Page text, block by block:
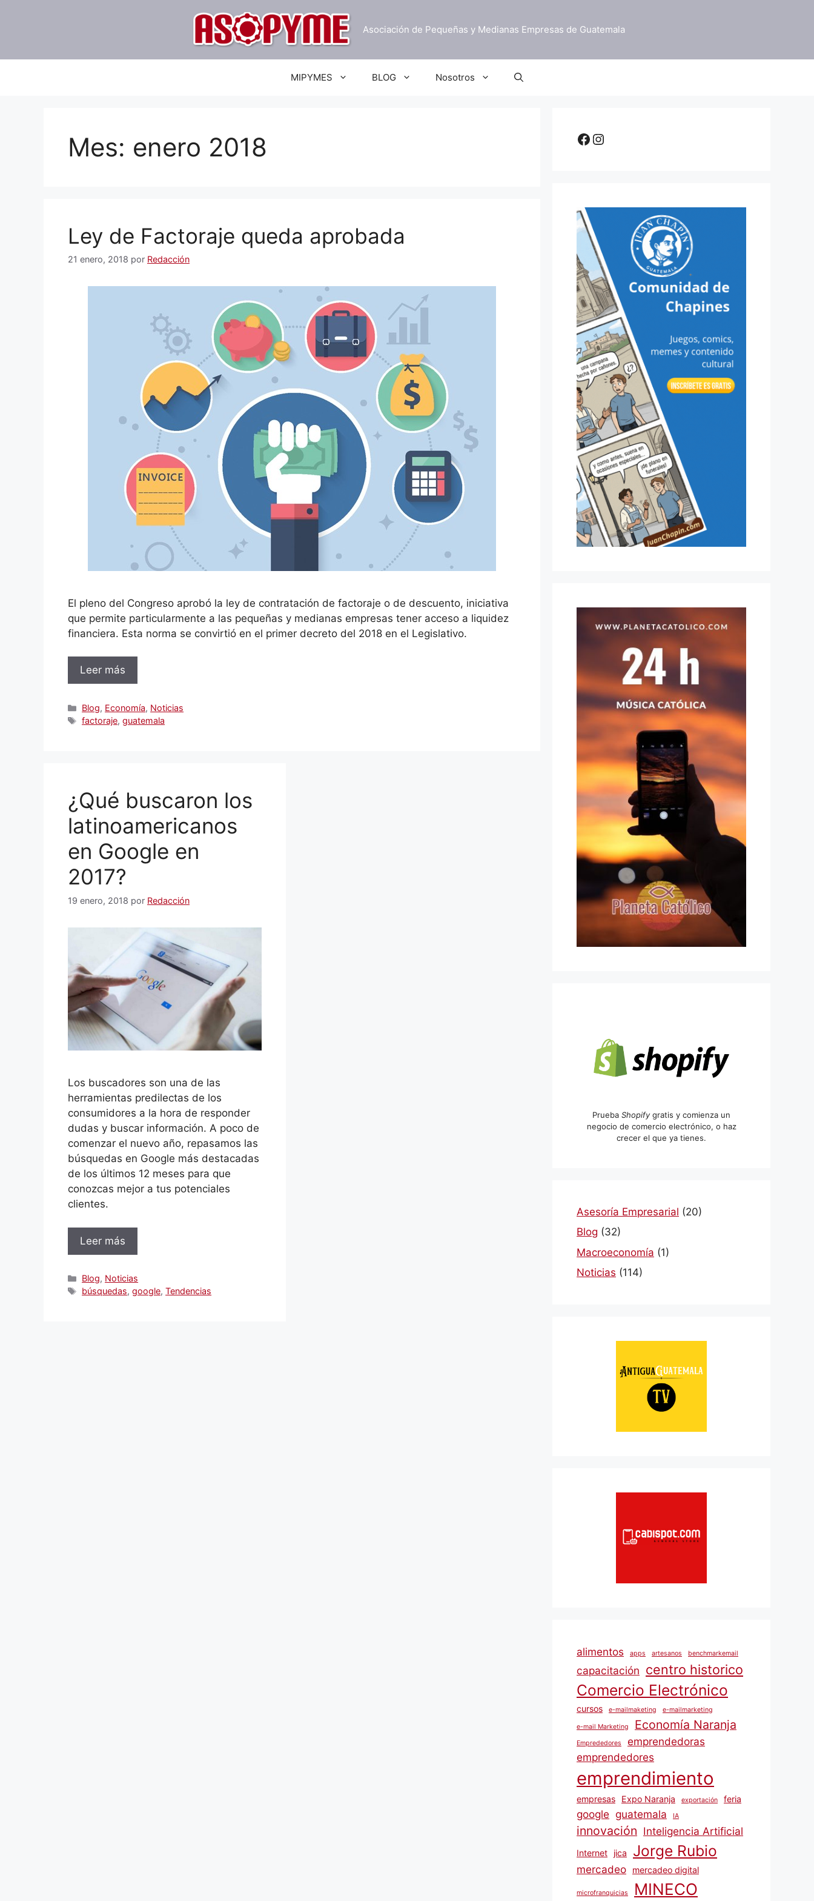
Asociación de Pequeñas y Medianas Empresas de Guatemala
MIPYMES BLOG Nosotros
Mes: enero 2018
Ley de Factoraje queda aprobada
21 enero, 2018 por Redacción
El pleno del Congreso aprobó la ley de contratación de factoraje o de descuento, iniciativa
que permite particularmente a las pequeñas y medianas empresas tener acceso a liquidez
financiera. Esta norma se convirtió en el primer decreto del 2018 en el Legislativo.
Leer más
Categorías
Blog, Economía, Noticias
Etiquetas
factoraje,guatemala
¿Qué buscaron los
latinoamericanos
en Google en
2017?
19 enero, 2018 por Redacción
Los buscadores son una de las
herramientas predilectas de los
consumidores a la hora de responder
dudas y buscar información. A poco de
comenzar el nuevo año, repasamos las
búsquedas en Google más destacadas
de los últimos 12 meses para que
conozcas mejor a tus potenciales
clientes.
Leer más
Categorías
Blog, Noticias
Etiquetas
búsquedas,google,Tendencias
Facebook
Instagram
Prueba Shopifygratis y comienza un
negocio de comercio electrónico, o haz
crecer el que ya tienes.
Asesoría Empresarial (20)
Blog (32)
Macroeconomía (1)
Noticias (114)
alimentos apps artesanos benchmarkemail
capacitación centro historico
Comercio Electrónico
cursos e-mailmaketing e-mailmarketing
e-mail Marketing Economía Naranja
Emprededores
emprendedoras
emprendedores
emprendimiento
empresas Expo Naranja exportación feria
google guatemala IA
innovación Inteligencia Artificial
Internet jica Jorge Rubio
mercadeo mercadeo digital
microfranquicias MINECO